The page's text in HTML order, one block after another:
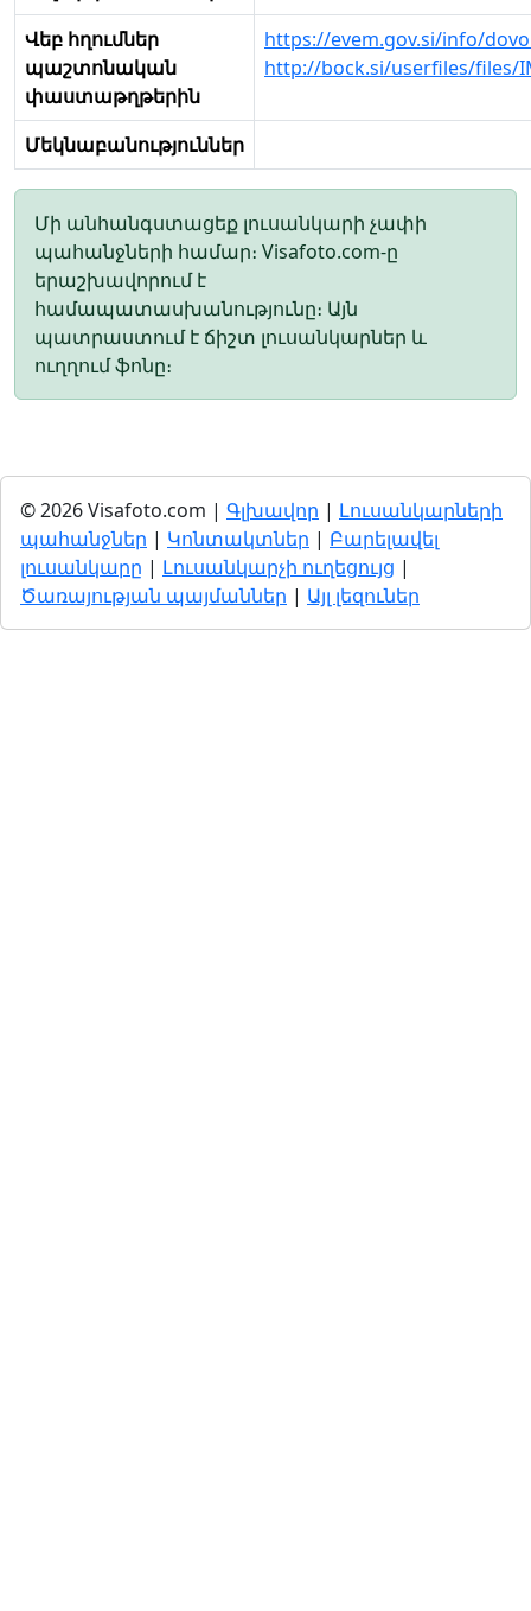
Վեբ հղումներ
պաշտոնական
փաստաթղթերին
https://evem.gov.si/info/
http://bock.si/userfiles/files/
Մեկնաբանություններ
Մի անհանգստացեք լուսանկարի չափի
պահանջների համար։ Visafoto.com-ը
երաշխավորում է
համապատասխանությունը։ Այն
պատրաստում է ճիշտ լուսանկարներ և
ուղղում ֆոնը։
© 2026 Visafoto.com | Գլխավոր | Լուսանկարների
պահանջներ | Կոնտակտներ | Բարելավել
լուսանկարը | Լուսանկարչի ուղեցույց |
Ծառայության պայմաններ | Այլ լեզուներ